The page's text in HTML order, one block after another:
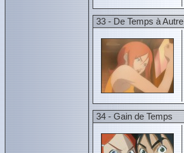
33 - De Temps à Autre
34 - Gain de Temps